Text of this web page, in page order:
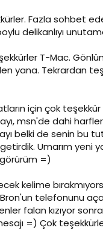
Fazla sohbet
delikanlıyı
T-Mac.
yana. Tekrardan
için çok
msn'de dahi
belki de senin bu
getirdik. Umarım yeni
=)
kelime
telefonunu
falan kızıyor
=) Çok